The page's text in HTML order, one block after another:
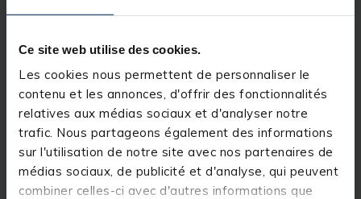
Ce site web utilise des cookies.
Les cookies nous permettent de personnaliser le
contenu et les annonces, d'offrir des fonctionnalités
relatives aux médias sociaux et d'analyser notre
trafic. Nous partageons également des informations
sur l'utilisation de notre site avec nos partenaires de
médias sociaux, de publicité et d'analyse, qui peuvent
combiner celles-ci avec d'autres informations que
Description
LOT 2 FLOTTEURS BERTRAND SENSAS
Spécifications
Réf.
202879